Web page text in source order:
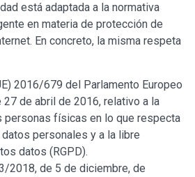
está adaptada a la normativa
en materia de protección de
En concreto, la misma respeta
2016/679 del Parlamento Europeo
27 de abril de 2016, relativo a la
personas físicas en lo que respecta
personales y a la libre
datos (RGPD).
2018, de 5 de diciembre, de